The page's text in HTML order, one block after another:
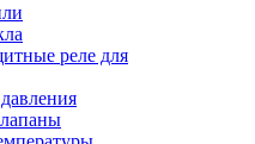
реле для